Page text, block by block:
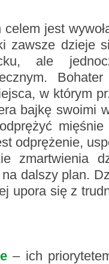
celem jest
zawsze dzieje
ale
w którym
bajkę swoimi
odprężenie,
zmartwienia
dalszy plan.
upora się z
– ich